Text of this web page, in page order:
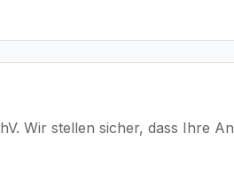
Wir stellen sicher, dass Ihre